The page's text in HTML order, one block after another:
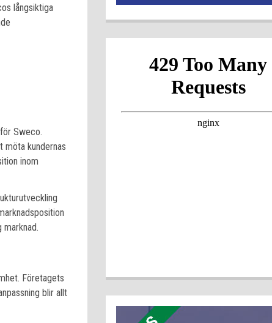
långsiktiga
Sweco.
möta kundernas
inom
Företagets
blir allt